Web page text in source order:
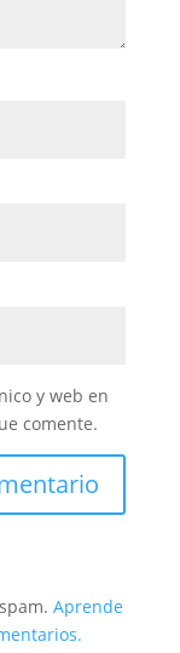
y web en
comente.
Aprende